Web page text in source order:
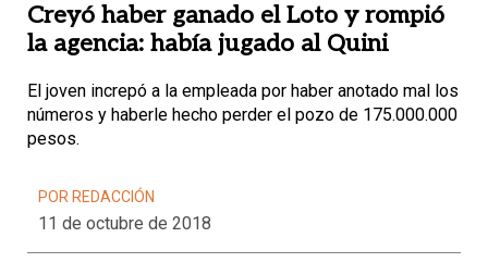
Creyó haber ganado el Loto y rompió
la agencia: había jugado al Quini
El joven increpó a la empleada por haber anotado mal los
números y haberle hecho perder el pozo de 175.000.000
pesos.
POR REDACCIÓN
11 de octubre de 2018